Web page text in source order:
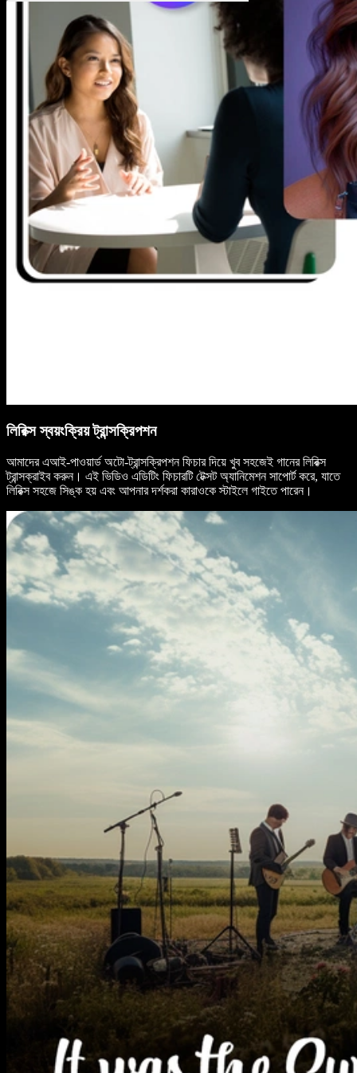
লিরিক্স স্বয়ংক্রিয় ট্রান্সক্রিপশন
আমাদের এআই-পাওয়ার্ড অটো-ট্রান্সক্রিপশন ফিচার দিয়ে খুব সহজেই গানের লিরিক্স
ট্রান্সক্রাইব করুন। এই ভিডিও এডিটিং ফিচারটি টেক্সট অ্যানিমেশন সাপোর্ট করে, যাতে
লিরিক্স সহজে সিঙ্ক হয় এবং আপনার দর্শকরা কারাওকে স্টাইলে গাইতে পারেন।